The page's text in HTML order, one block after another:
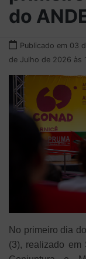
do
Publicado em 03
de Julho de 2026 às
No primeiro dia
(3), realizado